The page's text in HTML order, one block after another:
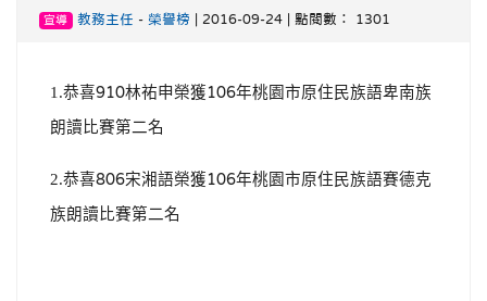
宣導 教務主任 - 榮譽榜 | 2016-09-24 | 點閱數： 1301
1.恭喜910林祐申榮獲 106年桃園市原住民族語卑南族
朗讀比賽第二名
2.恭喜806宋湘語榮獲 106年桃園市原住民族語賽德克
族朗讀比賽第二名